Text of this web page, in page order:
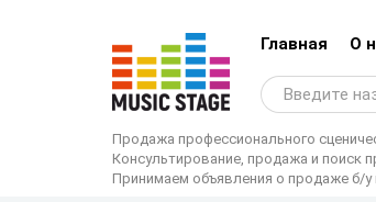
Главная О
Продажа профессионального
Консультирование, продажа и поиск
Принимаем объявления о продаже б/